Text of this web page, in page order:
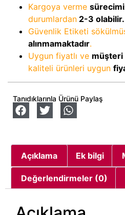
Kargoya verme
durumlardan 2-3 olabilir.
Güvenlik Etiketi
alınmamaktadır.
Uygun fiyatlı ve müşteri
kaliteli ürünleri uygun
Tanıdıklarınla Ürünü Paylaş
Açıklama Ek bilgi
Değerlendirmeler (0)